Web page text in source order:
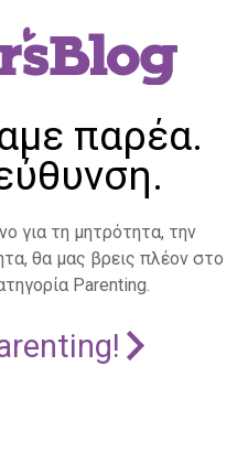
παρέα.
για τη μητρότητα, την
θα μας βρεις πλέον στο
Parenting.